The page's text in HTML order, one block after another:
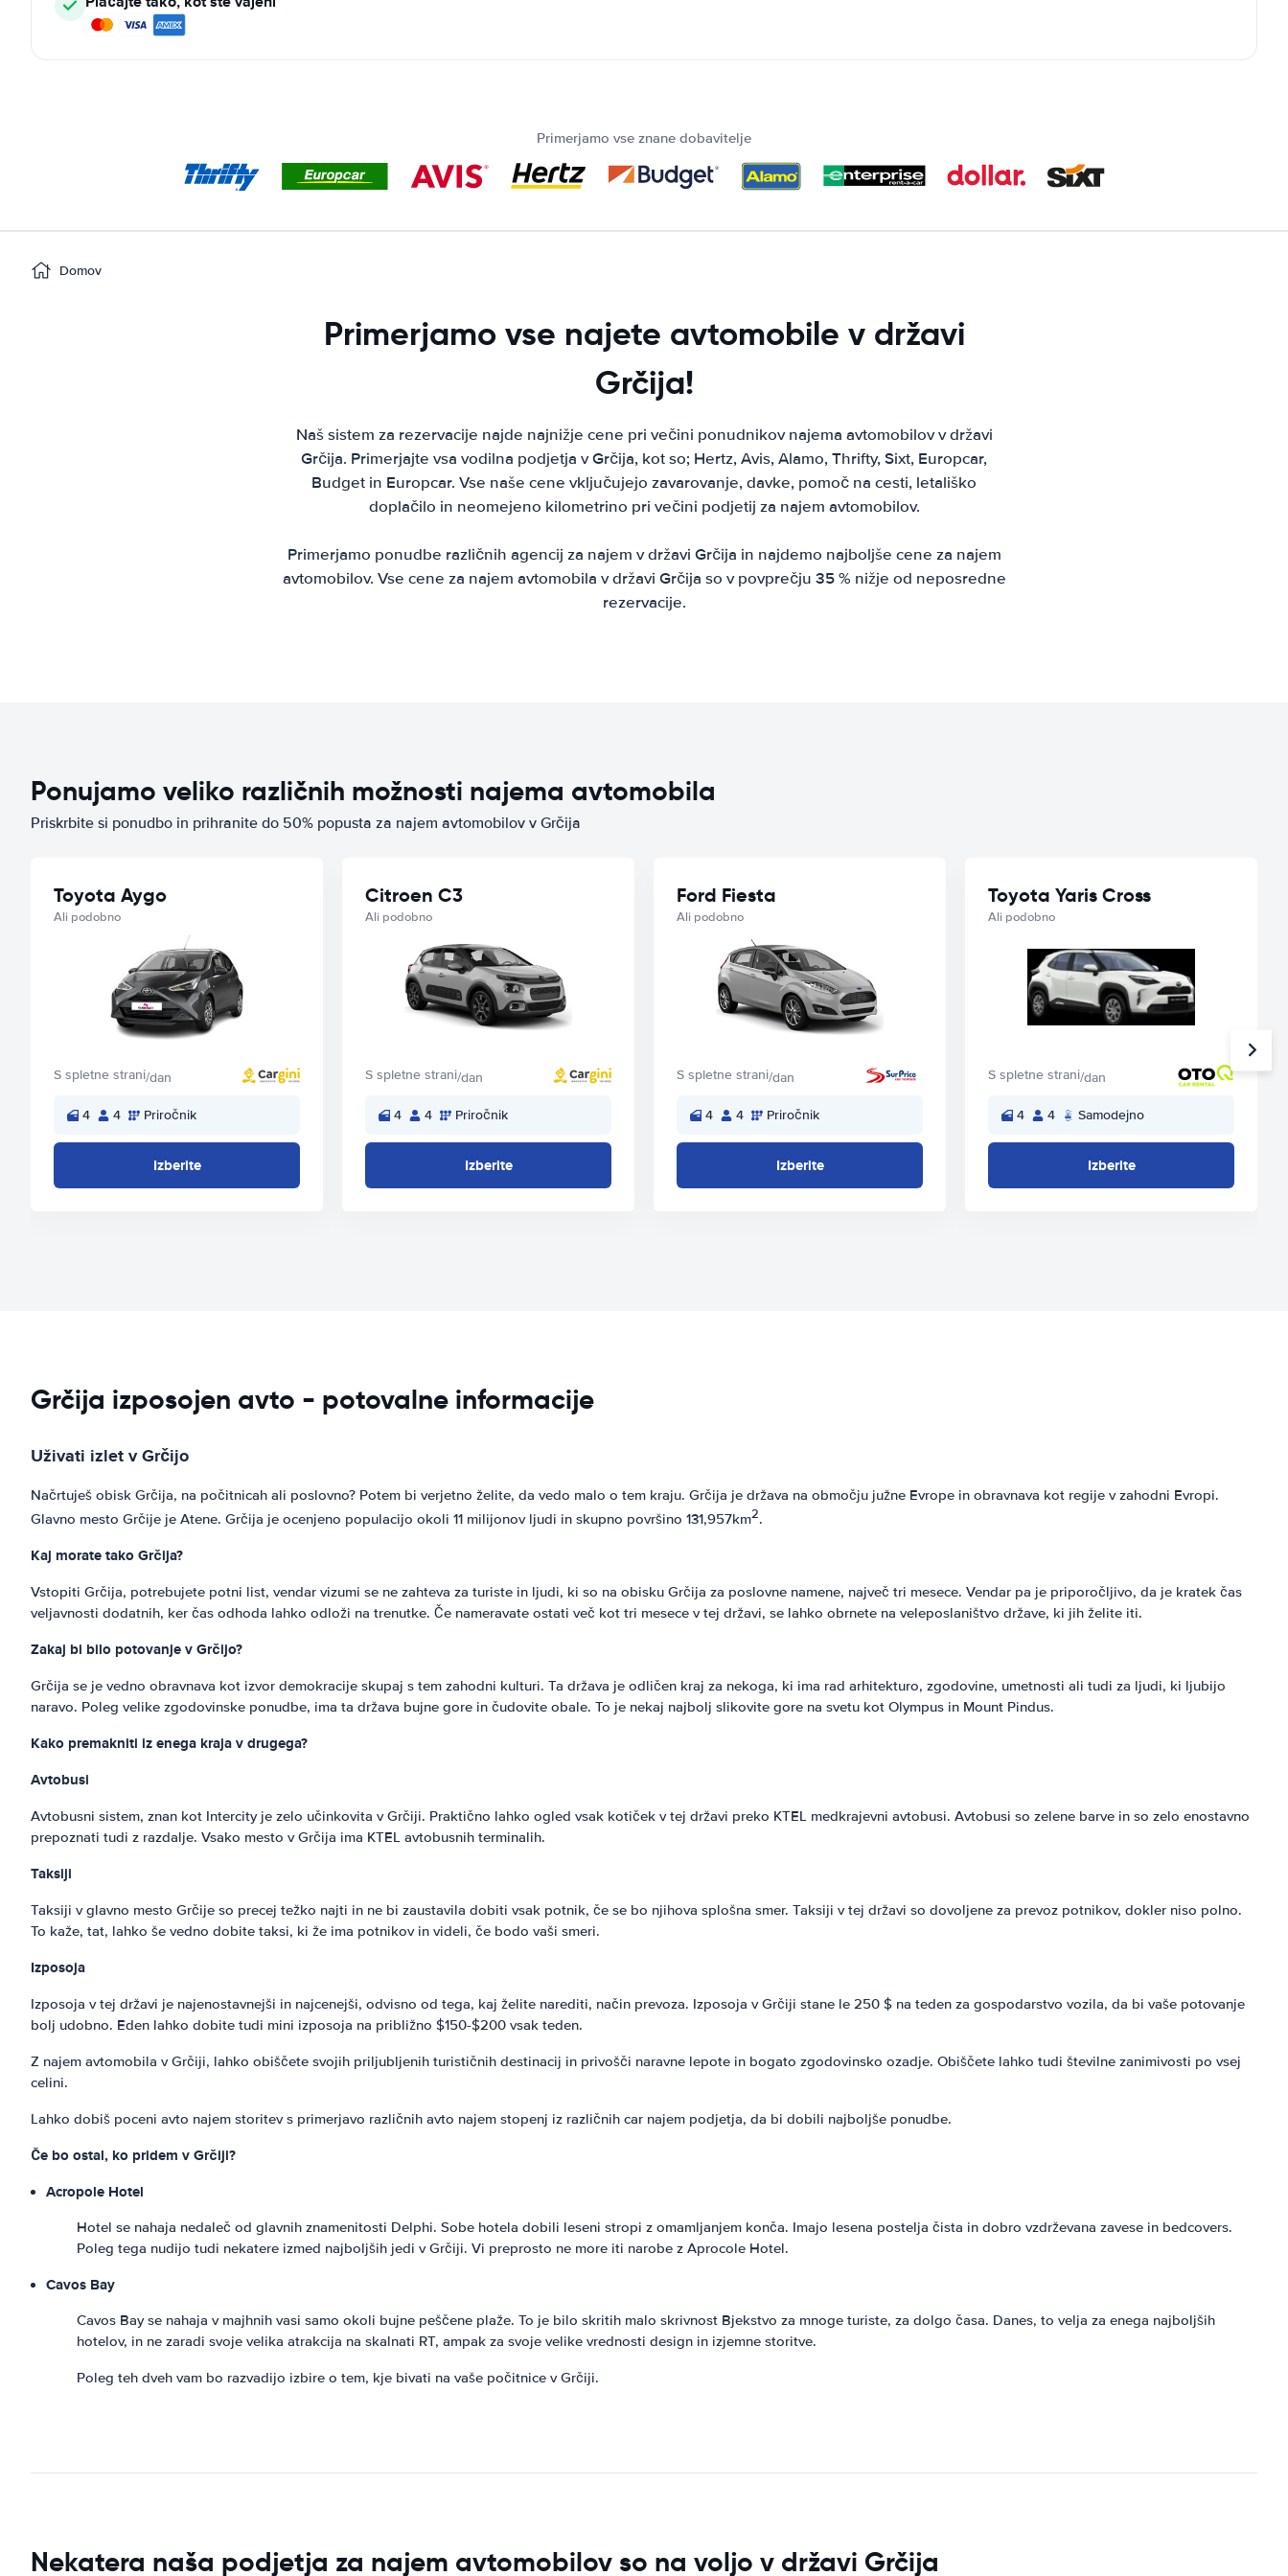
Primerjamo vse znane dobavitelje
Domov
Primerjamo vse najete avtomobile v državi
Grčija!
Naš sistem za rezervacije najde najnižje cene pri večini ponudnikov najema avtomobilov v državi
Grčija. Primerjajte vsa vodilna podjetja v Grčija, kot so; Hertz, Avis, Alamo, Thrifty, Sixt, Europcar,
Budget in Europcar. Vse naše cene vključujejo zavarovanje, davke, pomoč na cesti, letališko
doplačilo in neomejeno kilometrino pri večini podjetij za najem avtomobilov.
Primerjamo ponudbe različnih agencij za najem v državi Grčija in najdemo najboljše cene za najem
avtomobilov. Vse cene za najem avtomobila v državi Grčija so v povprečju 35 % nižje od neposredne
rezervacije.
Ponujamo veliko različnih možnosti najema avtomobila
Priskrbite si ponudbo in prihranite do 50% popusta za najem avtomobilov v Grčija
Toyota Aygo
Ali podobno
S spletne strani/dan
4 4 Priročnik
Izberite
Citroen C3
Ali podobno
S spletne strani/dan
4 4 Priročnik
Izberite
Ford Fiesta
Ali podobno
S spletne strani/dan
4 4 Priročnik
Izberite
Toyota Yaris Cross
Ali podobno
S spletne strani/dan
4 4 Samodejno
Izberite
Grčija izposojen avto - potovalne informacije
Uživati izlet v Grčijo
Načrtuješ obisk Grčija, na počitnicah ali poslovno? Potem bi verjetno želite, da vedo malo o tem kraju. Grčija je država na območju južne Evrope in obravnava kot regije v zahodni Evropi.
Glavno mesto Grčije je Atene. Grčija je ocenjeno populacijo okoli 11 milijonov ljudi in skupno površino 131,957km2.
Kaj morate tako Grčija?
Vstopiti Grčija, potrebujete potni list, vendar vizumi se ne zahteva za turiste in ljudi, ki so na obisku Grčija za poslovne namene, največ tri mesece. Vendar pa je priporočljivo, da je kratek čas
veljavnosti dodatnih, ker čas odhoda lahko odloži na trenutke. Če nameravate ostati več kot tri mesece v tej državi, se lahko obrnete na veleposlaništvo države, ki jih želite iti.
Zakaj bi bilo potovanje v Grčijo?
Grčija se je vedno obravnava kot izvor demokracije skupaj s tem zahodni kulturi. Ta država je odličen kraj za nekoga, ki ima rad arhitekturo, zgodovine, umetnosti ali tudi za ljudi, ki ljubijo
naravo. Poleg velike zgodovinske ponudbe, ima ta država bujne gore in čudovite obale. To je nekaj najbolj slikovite gore na svetu kot Olympus in Mount Pindus.
Kako premakniti iz enega kraja v drugega?
Avtobusi
Avtobusni sistem, znan kot Intercity je zelo učinkovita v Grčiji. Praktično lahko ogled vsak kotiček v tej državi preko KTEL medkrajevni avtobusi. Avtobusi so zelene barve in so zelo enostavno
prepoznati tudi z razdalje. Vsako mesto v Grčija ima KTEL avtobusnih terminalih.
Taksiji
Taksiji v glavno mesto Grčije so precej težko najti in ne bi zaustavila dobiti vsak potnik, če se bo njihova splošna smer. Taksiji v tej državi so dovoljene za prevoz potnikov, dokler niso polno.
To kaže, tat, lahko še vedno dobite taksi, ki že ima potnikov in videli, če bodo vaši smeri.
Izposoja
Izposoja v tej državi je najenostavnejši in najcenejši, odvisno od tega, kaj želite narediti, način prevoza. Izposoja v Grčiji stane le 250 $ na teden za gospodarstvo vozila, da bi vaše potovanje
bolj udobno. Eden lahko dobite tudi mini izposoja na približno $150-$200 vsak teden.
Z najem avtomobila v Grčiji, lahko obiščete svojih priljubljenih turističnih destinacij in privošči naravne lepote in bogato zgodovinsko ozadje. Obiščete lahko tudi številne zanimivosti po vsej
celini.
Lahko dobiš poceni avto najem storitev s primerjavo različnih avto najem stopenj iz različnih car najem podjetja, da bi dobili najboljše ponudbe.
Če bo ostal, ko pridem v Grčiji?
Acropole Hotel
Hotel se nahaja nedaleč od glavnih znamenitosti Delphi. Sobe hotela dobili leseni stropi z omamljanjem konča. Imajo lesena postelja čista in dobro vzdrževana zavese in bedcovers.
Poleg tega nudijo tudi nekatere izmed najboljših jedi v Grčiji. Vi preprosto ne more iti narobe z Aprocole Hotel.
Cavos Bay
Cavos Bay se nahaja v majhnih vasi samo okoli bujne peščene plaže. To je bilo skritih malo skrivnost Bjekstvo za mnoge turiste, za dolgo časa. Danes, to velja za enega najboljših
hotelov, in ne zaradi svoje velika atrakcija na skalnati RT, ampak za svoje velike vrednosti design in izjemne storitve.
Poleg teh dveh vam bo razvadijo izbire o tem, kje bivati na vaše počitnice v Grčiji.
Nekatera naša podjetja za najem avtomobilov so na voljo v državi Grčija